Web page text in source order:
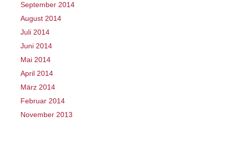
September 2014
August 2014
Juli 2014
Juni 2014
Mai 2014
April 2014
März 2014
Februar 2014
November 2013